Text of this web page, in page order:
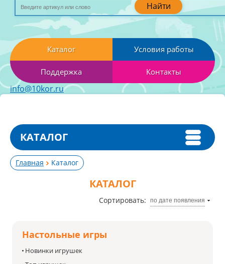
Найти
Каталог Условия работы
Поддержка Контакты
info@10kor.ru
КАТАЛОГ
Главная Каталог
КАТАЛОГ
Сортировать: по дате появления
Настольные игры
Новинки игрушек